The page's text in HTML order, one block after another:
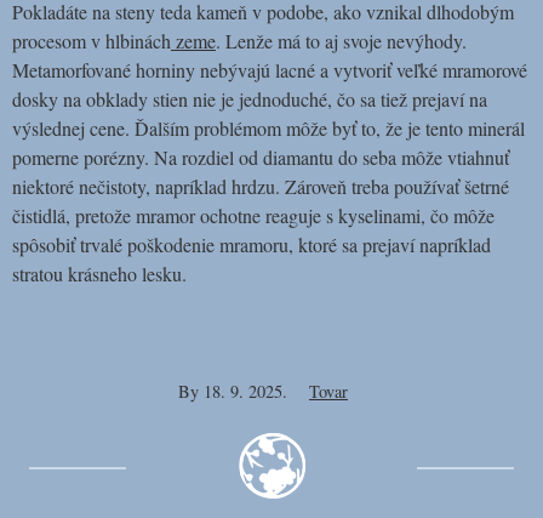
Pokladáte na steny teda kameň v podobe, ako vznikal dlhodobým
procesom v hlbinách zeme. Lenže má to aj svoje nevýhody.
Metamorfované horniny nebývajú lacné a vytvoriť veľké mramorové
dosky na obklady stien nie je jednoduché, čo sa tiež prejaví na
výslednej cene. Ďalším problémom môže byť to, že je tento minerál
pomerne porézny. Na rozdiel od diamantu do seba môže vtiahnuť
niektoré nečistoty, napríklad hrdzu. Zároveň treba používať šetrné
čistidlá, pretože mramor ochotne reaguje s kyselinami, čo môže
spôsobiť trvalé poškodenie mramoru, ktoré sa prejaví napríklad
stratou krásneho lesku.
By 18. 9. 2025. Tovar